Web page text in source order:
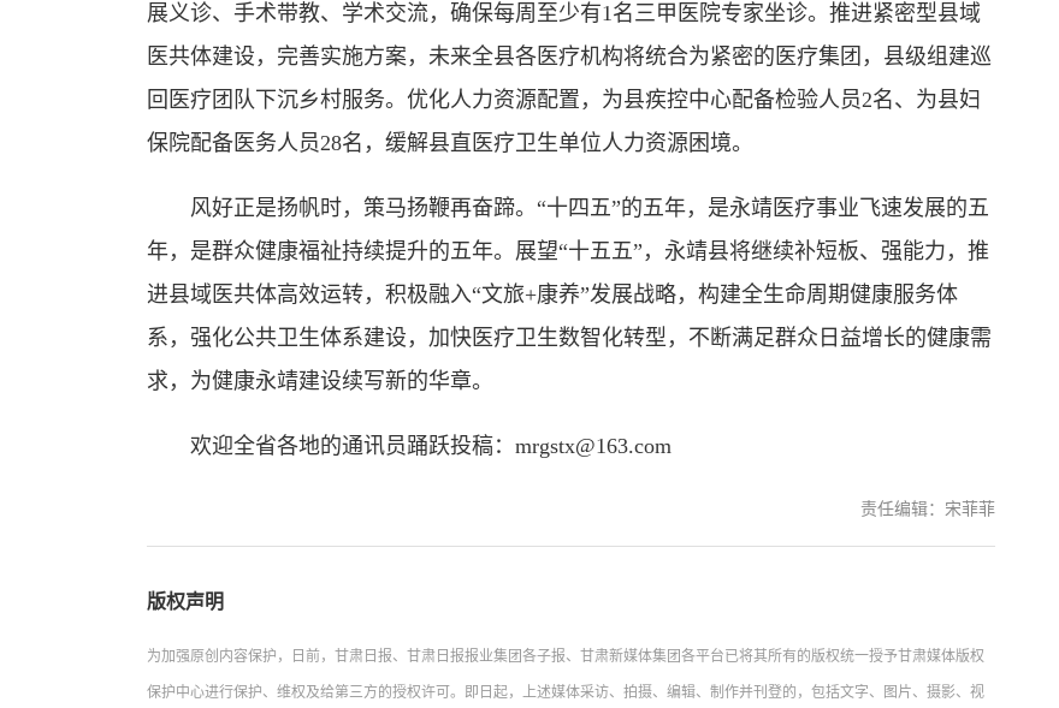
展义诊、手术带教、学术交流，确保每周至少有1名三甲医院专家坐诊。推进紧密型县域
医共体建设，完善实施方案，未来全县各医疗机构将统合为紧密的医疗集团，县级组建巡
回医疗团队下沉乡村服务。优化人力资源配置，为县疾控中心配备检验人员2名、为县妇
保院配备医务人员28名，缓解县直医疗卫生单位人力资源困境。
风好正是扬帆时，策马扬鞭再奋蹄。“十四五”的五年，是永靖医疗事业飞速发展的五
年，是群众健康福祉持续提升的五年。展望“十五五”，永靖县将继续补短板、强能力，推
进县域医共体高效运转，积极融入“文旅+康养”发展战略，构建全生命周期健康服务体
系，强化公共卫生体系建设，加快医疗卫生数智化转型，不断满足群众日益增长的健康需
求，为健康永靖建设续写新的华章。
欢迎全省各地的通讯员踊跃投稿：mrgstx@163.com
责任编辑：宋菲菲
版权声明
为加强原创内容保护，日前，甘肃日报、甘肃日报报业集团各子报、甘肃新媒体集团各平台已将其所有的版权统一授予甘肃媒体版权
保护中心进行保护、维权及给第三方的授权许可。即日起，上述媒体采访、拍摄、编辑、制作并刊登的，包括文字、图片、摄影、视